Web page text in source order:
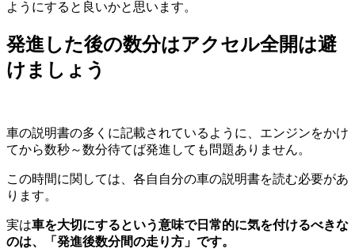
ようにすると良いかと思います。
発進した後の数分はアクセル全開は避
けましょう
車の説明書の多くに記載されているように、エンジンをかけ
てから数秒～数分待てば発進しても問題ありません。
この時間に関しては、各自自分の車の説明書を読む必要があ
ります。
実は車を大切にするという意味で日常的に気を付けるべきな
のは、「発進後数分間の走り方」です。